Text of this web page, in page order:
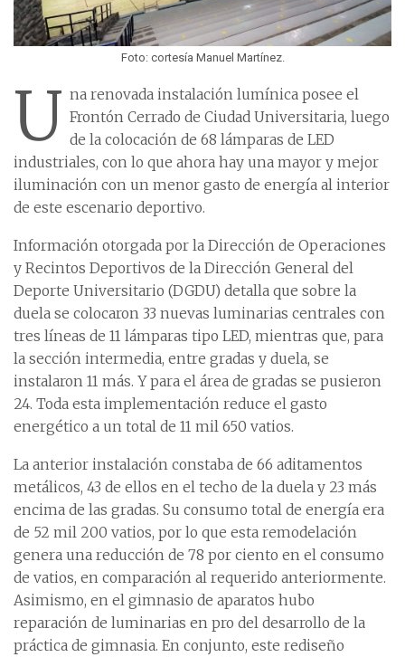
Foto: cortesía Manuel Martínez.
U na renovada instalación lumínica posee el
Frontón Cerrado de Ciudad Universitaria, luego
de la colocación de 68 lámparas de LED
industriales, con lo que ahora hay una mayor y mejor
iluminación con un menor gasto de energía al interior
de este escenario deportivo.
Información otorgada por la Dirección de Operaciones
y Recintos Deportivos de la Dirección General del
Deporte Universitario (DGDU) detalla que sobre la
duela se colocaron 33 nuevas luminarias centrales con
tres líneas de 11 lámparas tipo LED, mientras que, para
la sección intermedia, entre gradas y duela, se
instalaron 11 más. Y para el área de gradas se pusieron
24. Toda esta implementación reduce el gasto
energético a un total de 11 mil 650 vatios.
La anterior instalación constaba de 66 aditamentos
metálicos, 43 de ellos en el techo de la duela y 23 más
encima de las gradas. Su consumo total de energía era
de 52 mil 200 vatios, por lo que esta remodelación
genera una reducción de 78 por ciento en el consumo
de vatios, en comparación al requerido anteriormente.
Asimismo, en el gimnasio de aparatos hubo
reparación de luminarias en pro del desarrollo de la
práctica de gimnasia. En conjunto, este rediseño